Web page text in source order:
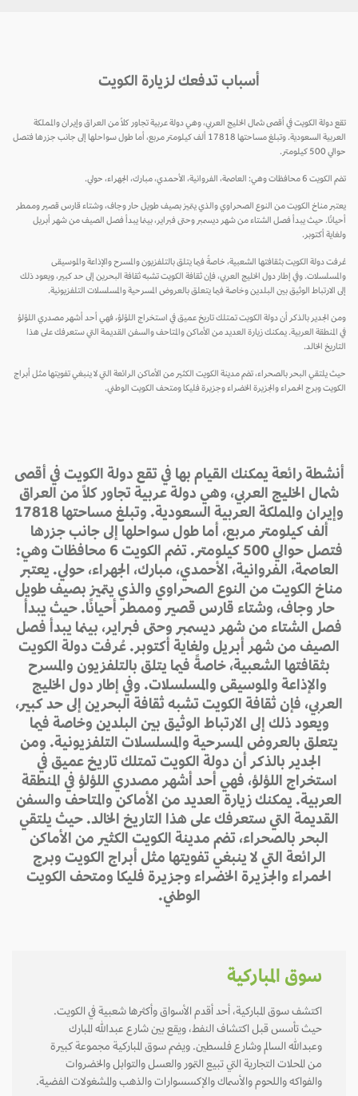
أسباب تدفعك لزيارة الكويت
تقع دولة الكويت في أقصى شمال الخليج العربي، وهي دولة عربية تجاور كلاً من العراق وإيران والمملكة
العربية السعودية. وتبلغ مساحتها 17818 ألف كيلومتر مربع، أما طول سواحلها إلى جانب جزرها فتصل
حوالي 500 كيلومتر.
تضم الكويت 6 محافظات وهي: العاصمة، الفروانية، الأحمدي، مبارك، الجهراء، حولي.
يعتبر مناخ الكويت من النوع الصحراوي والذي يتميز بصيف طويل حار وجاف، وشتاء قارس قصير وممطر
أحيانًا. حيث يبدأ فصل الشتاء من شهر ديسمبر وحتى فبراير، بينما يبدأ فصل الصيف من شهر أبريل
ولغاية أكتوبر.
عُرفت دولة الكويت بثقافتها الشعبية، خاصةً فيما يتلق بالتلفزيون والمسرح والإذاعة والموسيقى
والمسلسلات. وفي إطار دول الخليج العربي، فإن ثقافة الكويت تشبه ثقافة البحرين إلى حد كبير، ويعود ذلك
إلى الارتباط الوثيق بين البلدين وخاصة فيما يتعلق بالعروض المسرحية والمسلسلات التلفزيونية.
ومن الجدير بالذكر أن دولة الكويت تمتلك تاريخ عميق في استخراج اللؤلؤ، فهي أحد أشهر مصدري اللؤلؤ
في المنطقة العربية. يمكنك زيارة العديد من الأماكن والمتاحف والسفن القديمة التي ستعرفك على هذا
التاريخ الخالد.
حيث يلتقي البحر بالصحراء، تضم مدينة الكويت الكثير من الأماكن الرائعة التي لا ينبغي تفويتها مثل أبراج
الكويت وبرج الحمراء والجزيرة الخضراء وجزيرة فليكا ومتحف الكويت الوطني.
أنشطة رائعة يمكنك القيام بها في تقع دولة الكويت في أقصى
شمال الخليج العربي، وهي دولة عربية تجاور كلاً من العراق
وإيران والمملكة العربية السعودية. وتبلغ مساحتها 17818
ألف كيلومتر مربع، أما طول سواحلها إلى جانب جزرها
فتصل حوالي 500 كيلومتر. تضم الكويت 6 محافظات وهي:
العاصمة، الفروانية، الأحمدي، مبارك، الجهراء، حولي. يعتبر
مناخ الكويت من النوع الصحراوي والذي يتميز بصيف طويل
حار وجاف، وشتاء قارس قصير وممطر أحيانًا. حيث يبدأ
فصل الشتاء من شهر ديسمبر وحتى فبراير، بينما يبدأ فصل
الصيف من شهر أبريل ولغاية أكتوبر. عُرفت دولة الكويت
بثقافتها الشعبية، خاصةً فيما يتلق بالتلفزيون والمسرح
والإذاعة والموسيقى والمسلسلات. وفي إطار دول الخليج
العربي، فإن ثقافة الكويت تشبه ثقافة البحرين إلى حد كبير،
ويعود ذلك إلى الارتباط الوثيق بين البلدين وخاصة فيما
يتعلق بالعروض المسرحية والمسلسلات التلفزيونية. ومن
الجدير بالذكر أن دولة الكويت تمتلك تاريخ عميق في
استخراج اللؤلؤ، فهي أحد أشهر مصدري اللؤلؤ في المنطقة
العربية. يمكنك زيارة العديد من الأماكن والمتاحف والسفن
القديمة التي ستعرفك على هذا التاريخ الخالد. حيث يلتقي
البحر بالصحراء، تضم مدينة الكويت الكثير من الأماكن
الرائعة التي لا ينبغي تفويتها مثل أبراج الكويت وبرج
الحمراء والجزيرة الخضراء وجزيرة فليكا ومتحف الكويت
الوطني.
سوق المباركية
اكتشف سوق المباركية، أحد أقدم الأسواق وأكثرها شعبية في الكويت.
حيث تأسس قبل اكتشاف النفط، ويقع بين شارع عبدالله المبارك
وعبدالله السالم وشارع فلسطين. ويضم سوق المباركية مجموعة كبيرة
من المحلات التجارية التي تبيع التمور والعسل والتوابل والخضروات
والفواكه واللحوم والأسماك والإكسسوارات والذهب والمشغولات الفضية.